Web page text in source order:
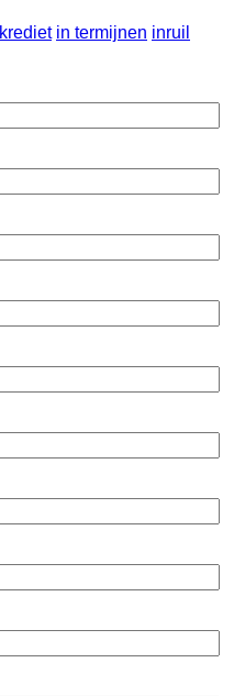
krediet in termijnen inruil